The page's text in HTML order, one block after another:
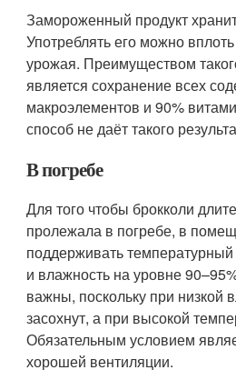
Замороженный продукт
Употреблять его можно
урожая. Преимуществом
является сохранение всех
макроэлементов и 90%
способ не даёт такого
В погребе
Для того чтобы брокколи
пролежала в погребе, в
поддерживать
и влажность на уровне
важны, поскольку при низкой
засохнут, а при высокой
Обязательным условием
хорошей вентиляции.